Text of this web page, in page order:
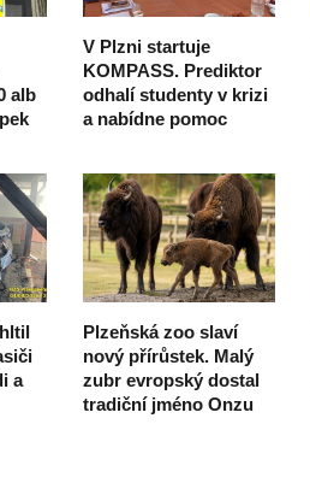
alb
V Plzni startuje
KOMPASS. Prediktor
odhalí studenty v krizi
a nabídne pomoc
a
Plzeňská zoo slaví
nový přírůstek. Malý
zubr evropský dostal
tradiční jméno Onzu